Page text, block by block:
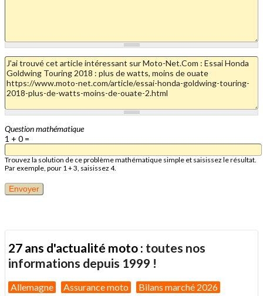
Question mathématique
1 + 0 =
Trouvez la solution de ce problème mathématique simple et saisissez le résultat.
Par exemple, pour 1 + 3, saisissez 4.
27 ans d'actualité moto : toutes nos
informations depuis 1999 !
Allemagne Assurance moto Bilans marché 2026